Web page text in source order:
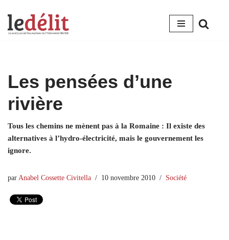
Aller
Les pensées d’une
rivière
Tous les chemins ne mènent pas à la Romaine : Il existe des
alternatives à l’hydro-électricité, mais le gouvernement les
ignore.
par Anabel Cossette Civitella 10 novembre 2010 Société